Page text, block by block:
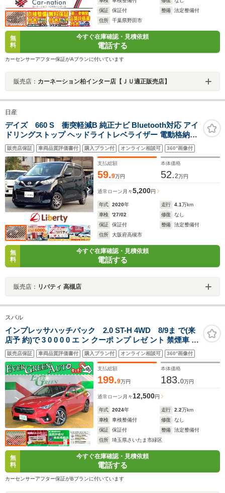
保証
保証付 整備
法定整備付
住所
千葉県野田市
無
料
今すぐ在庫確認・見積依頼
電話する
カーセンサーアフター保証がAプランに付いています
販売店： カーネーション柏インター店【ＪＵ適正販売店】
日産
デイズ 660 S 衝突軽減B 純正ナビ Bluetooth対応 アイ
ドリングストップ ヘッドライトレベライザー 電動格納ミ
ラー 社外アルミホイール
販売店保証 車両品質評価書付 購入プラン付 オンライン相談可 360°画像付
支払総額
59.9万円
本体価格
52.2万円
通常ローン 月々5,200円
年式 2020年 走行 4.1万km
車検
'27/02 修復
なし
保証
保証付 整備
法定整備付
住所
大阪府高槻市
無
料
今すぐ在庫確認・見積依頼
電話する
販売店： リバティ 高槻店
スバル
インプレッサハッチバック 2.0 ST-H 4WD 8/9ま で(来
店予 約)で 3 0 0 0 0 エ ン クーポ ンプ レゼ ント 禁煙車 新
世代アイサイト 全周囲モニター 純正メモリナビ シートヒ
ーター ETC2.0 Bluetooth パワーシート 電動パーキング
アルミペダル LEDライト
販売店保証 車両品質評価書付 購入プラン付 オンライン相談可 360°画像付
支払総額
199.9万円
本体価格
183.0万円
通常ローン 月々 12,500円
年式 2024年 走行 2.2万km
車検
車検整備付 修復
なし
保証
保証付 整備
法定整備付
住所
埼玉県さいたま市緑区
無
料
今すぐ在庫確認・見積依頼
電話する
カーセンサーアフター保証がBプランに付いています